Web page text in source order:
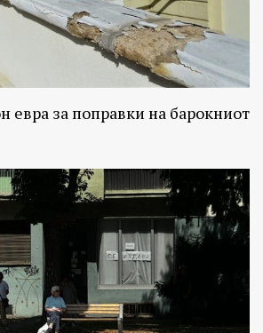
евра за поправки на барокниот